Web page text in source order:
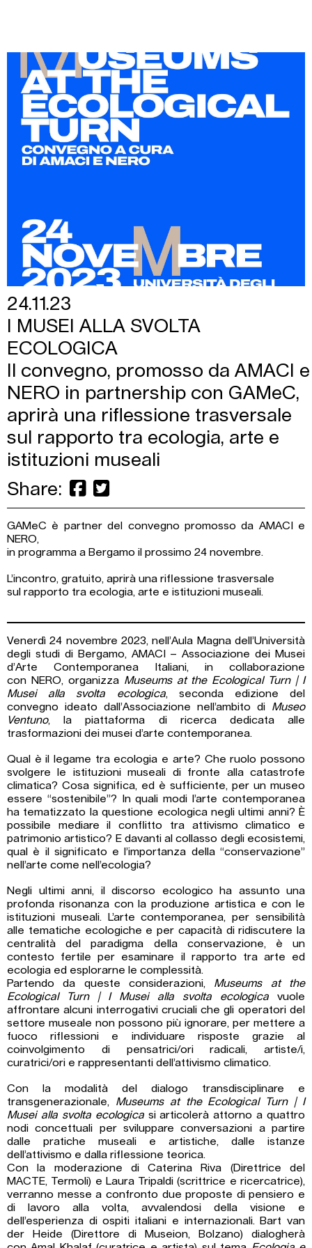
24.11.23
I MUSEI ALLA SVOLTA
ECOLOGICA
Il convegno, promosso da AMACI e
NERO in partnership con GAMeC,
aprirà una riflessione trasversale
sul rapporto tra ecologia, arte e
istituzioni museali
Share:
GAMeC è partner del convegno promosso da AMACI e
NERO,
in programma a Bergamo il prossimo 24 novembre.
L’incontro, gratuito, aprirà una riflessione trasversale
sul rapporto tra ecologia, arte e istituzioni museali.
Venerdì 24 novembre 2023, nell’Aula Magna dell’Università
degli studi di Bergamo, AMACI – Associazione dei Musei
d’Arte Contemporanea Italiani, in collaborazione
con NERO, organizza Museums at the Ecological Turn | I
Musei alla svolta ecologica, seconda edizione del
convegno ideato dall’Associazione nell’ambito di Museo
Ventuno, la piattaforma di ricerca dedicata alle
trasformazioni dei musei d’arte contemporanea.
Qual è il legame tra ecologia e arte? Che ruolo possono
svolgere le istituzioni museali di fronte alla catastrofe
climatica? Cosa significa, ed è sufficiente, per un museo
essere “sostenibile”? In quali modi l’arte contemporanea
ha tematizzato la questione ecologica negli ultimi anni? È
possibile mediare il conflitto tra attivismo climatico e
patrimonio artistico? E davanti al collasso degli ecosistemi,
qual è il significato e l’importanza della “conservazione”
nell’arte come nell’ecologia?
Negli ultimi anni, il discorso ecologico ha assunto una
profonda risonanza con la produzione artistica e con le
istituzioni museali. L’arte contemporanea, per sensibilità
alle tematiche ecologiche e per capacità di ridiscutere la
centralità del paradigma della conservazione, è un
contesto fertile per esaminare il rapporto tra arte ed
ecologia ed esplorarne le complessità.
Partendo da queste considerazioni, Museums at the
Ecological Turn | I Musei alla svolta ecologica vuole
affrontare alcuni interrogativi cruciali che gli operatori del
settore museale non possono più ignorare, per mettere a
fuoco riflessioni e individuare risposte grazie al
coinvolgimento di pensatrici/ori radicali, artiste/i,
curatrici/ori e rappresentanti dell’attivismo climatico.
Con la modalità del dialogo transdisciplinare e
transgenerazionale, Museums at the Ecological Turn | I
Musei alla svolta ecologicasi articolerà attorno a quattro
nodi concettuali per sviluppare conversazioni a partire
dalle pratiche museali e artistiche, dalle istanze
dell’attivismo e dalla riflessione teorica.
Con la moderazione di Caterina Riva (Direttrice del
MACTE, Termoli) e Laura Tripaldi (scrittrice e ricercatrice),
verranno messe a confronto due proposte di pensiero e
di lavoro alla volta, avvalendosi della visione e
dell’esperienza di ospiti italiani e internazionali. Bart van
der Heide (Direttore di Museion, Bolzano) dialogherà